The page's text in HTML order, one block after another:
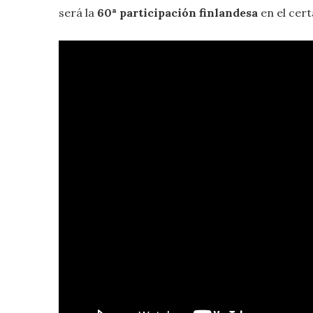
será la 60ª participación finlandesa en el